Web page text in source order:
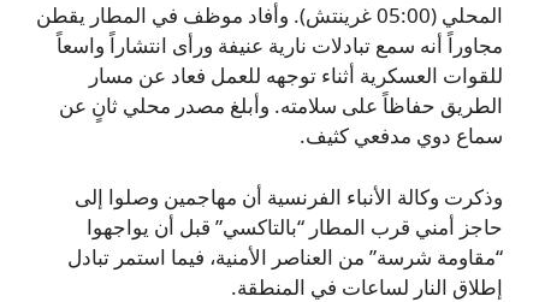
المحلي (05:00 غرينتش). وأفاد موظف في المطار يقطن
مجاوراً أنه سمع تبادلات نارية عنيفة ورأى انتشاراً واسعاً
للقوات العسكرية أثناء توجهه للعمل فعاد عن مسار
الطريق حفاظاً على سلامته. وأبلغ مصدر محلي ثانٍ عن
سماع دوي مدفعي كثيف.
وذكرت وكالة الأنباء الفرنسية أن مهاجمين وصلوا إلى
حاجز أمني قرب المطار “بالتاكسي” قبل أن يواجهوا
“مقاومة شرسة” من العناصر الأمنية، فيما استمر تبادل
إطلاق النار لساعات في المنطقة.